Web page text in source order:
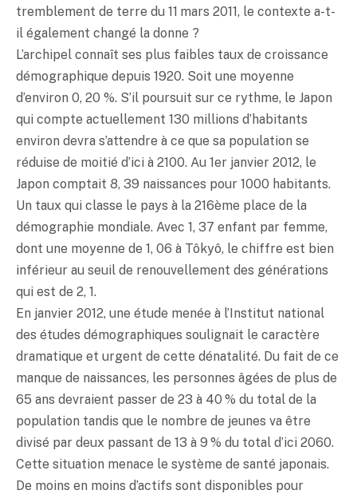
tremblement de terre du 11 mars 2011, le contexte a-t-
il également changé la donne ?
L’archipel connaît ses plus faibles taux de croissance
démographique depuis 1920. Soit une moyenne
d’environ 0, 20 %. S’il poursuit sur ce rythme, le Japon
qui compte actuellement 130 millions d’habitants
environ devra s’attendre à ce que sa population se
réduise de moitié d’ici à 2100. Au 1er janvier 2012, le
Japon comptait 8, 39 naissances pour 1000 habitants.
Un taux qui classe le pays à la 216ème place de la
démographie mondiale. Avec 1, 37 enfant par femme,
dont une moyenne de 1, 06 à Tôkyô, le chiffre est bien
inférieur au seuil de renouvellement des générations
qui est de 2, 1.
En janvier 2012, une étude menée à l’Institut national
des études démographiques soulignait le caractère
dramatique et urgent de cette dénatalité. Du fait de ce
manque de naissances, les personnes âgées de plus de
65 ans devraient passer de 23 à 40 % du total de la
population tandis que le nombre de jeunes va être
divisé par deux passant de 13 à 9 % du total d’ici 2060.
Cette situation menace le système de santé japonais.
De moins en moins d’actifs sont disponibles pour